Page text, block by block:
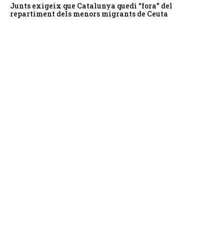
Junts exigeix que Catalunya quedi “fora” del
repartiment dels menors migrants de Ceuta